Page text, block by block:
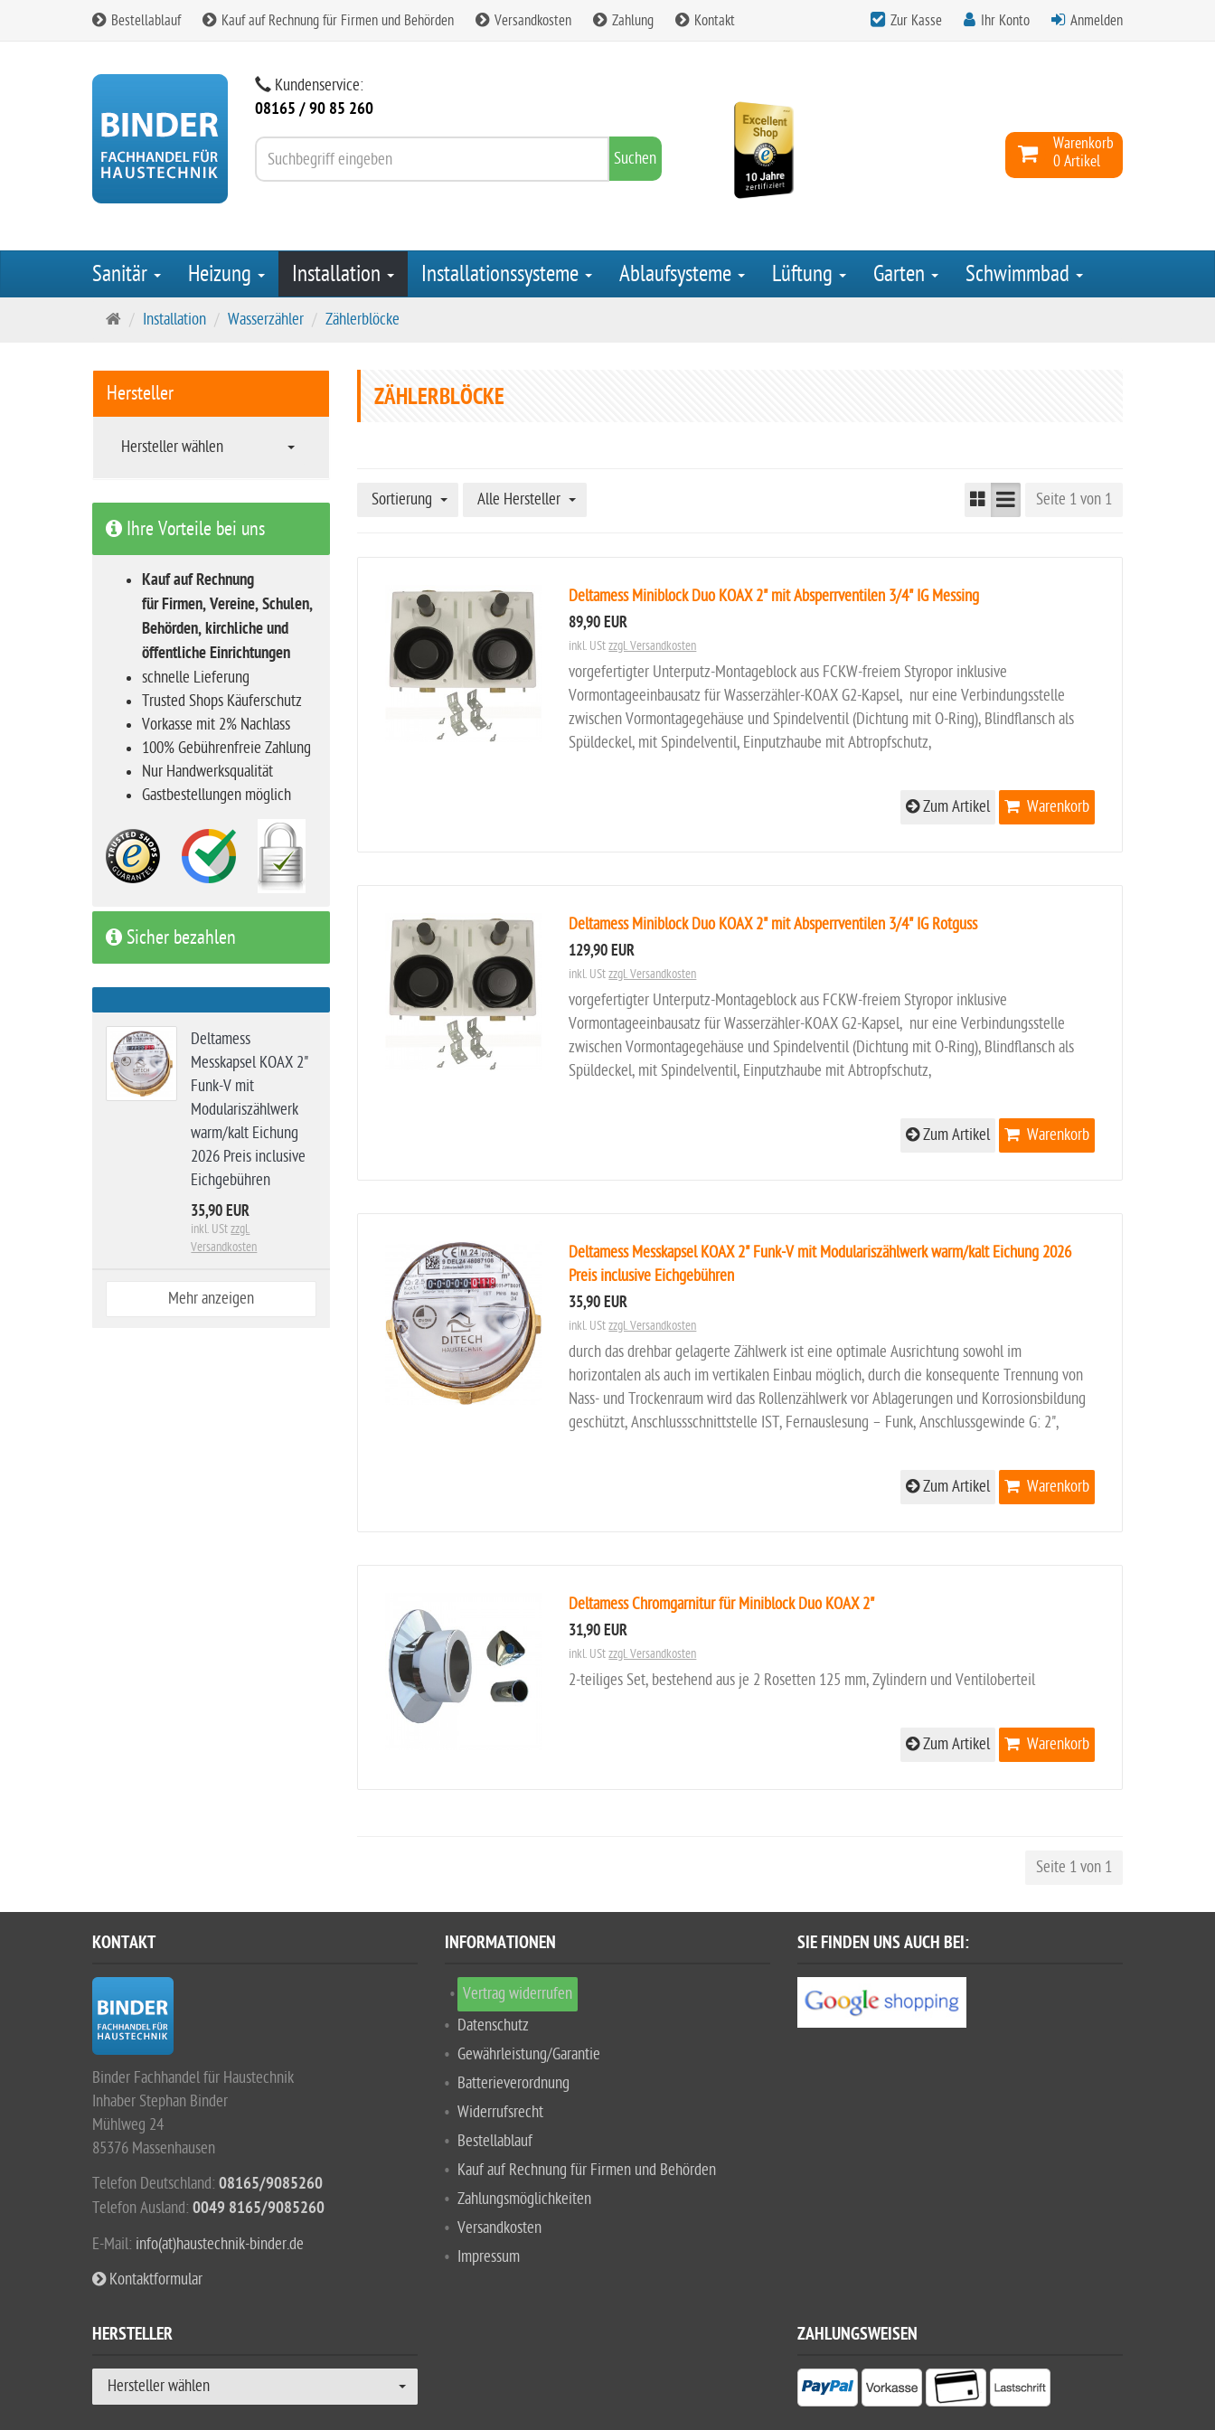
Bestellablauf Kauf auf Rechnung für Firmen und Behörden Versandkosten Zahlung Kontakt Zur Kasse Ihr Konto Anmelden
Kundenservice:
08165 / 90 85 260
Suchen
Warenkorb
0 Artikel
Sanitär Heizung Installation Installationssysteme Ablaufsysteme Lüftung Garten Schwimmbad
S
r
t
s
t
e
Installation Wasserzähler Zählerblöcke
ZÄHLERBLÖCKE
Sortierung Alle Hersteller Seite 1 von 1
Deltamess Miniblock Duo KOAX 2" mit Absperrventilen 3/4" IG Messing
89,90 EUR
inkl. UStzzgl. Versandkosten
vorgefertigter Unterputz-Montageblock aus FCKW-freiem Styropor inklusive
Vormontageeinbausatz für Wasserzähler-KOAX G2-Kapsel, nur eine Verbindungsstelle
zwischen Vormontagegehäuse und Spindelventil (Dichtung mit O-Ring), Blindflansch als
Spüldeckel, mit Spindelventil, Einputzhaube mit Abtropfschutz,
Warenkorb
Zum Artikel
Deltamess Miniblock Duo KOAX 2" mit Absperrventilen 3/4" IG Rotguss
129,90 EUR
inkl. UStzzgl. Versandkosten
vorgefertigter Unterputz-Montageblock aus FCKW-freiem Styropor inklusive
Vormontageeinbausatz für Wasserzähler-KOAX G2-Kapsel, nur eine Verbindungsstelle
zwischen Vormontagegehäuse und Spindelventil (Dichtung mit O-Ring), Blindflansch als
Spüldeckel, mit Spindelventil, Einputzhaube mit Abtropfschutz,
Warenkorb
Zum Artikel
Deltamess Messkapsel KOAX 2" Funk-V mit Modulariszählwerk warm/kalt Eichung 2026
Preis inclusive Eichgebühren
35,90 EUR
inkl. UStzzgl. Versandkosten
durch das drehbar gelagerte Zählwerk ist eine optimale Ausrichtung sowohl im
horizontalen als auch im vertikalen Einbau möglich, durch die konsequente Trennung von
Nass- und Trockenraum wird das Rollenzählwerk vor Ablagerungen und Korrosionsbildung
geschützt, Anschlussschnittstelle IST, Fernauslesung – Funk, Anschlussgewinde G: 2",
Warenkorb
Zum Artikel
Deltamess Chromgarnitur für Miniblock Duo KOAX 2"
31,90 EUR
inkl. UStzzgl. Versandkosten
2-teiliges Set, bestehend aus je 2 Rosetten 125 mm, Zylindern und Ventiloberteil
Warenkorb
Zum Artikel
Seite 1 von 1
Hersteller
Hersteller wählen
Ihre Vorteile bei uns
Kauf auf Rechnung
für Firmen, Vereine, Schulen,
Behörden, kirchliche und
öffentliche Einrichtungen
schnelle Lieferung
Trusted Shops Käuferschutz
Vorkasse mit 2% Nachlass
100% Gebührenfreie Zahlung
Nur Handwerksqualität
Gastbestellungen möglich
Sicher bezahlen
Deltamess
Messkapsel KOAX 2"
Funk-V mit
Modulariszählwerk
warm/kalt Eichung
2026 Preis inclusive
Eichgebühren
35,90 EUR
inkl. UStzzgl.
Versandkosten
Mehr anzeigen
KONTAKT
Binder Fachhandel für Haustechnik
Inhaber Stephan Binder
Mühlweg 24
85376 Massenhausen
Telefon Deutschland: 08165/9085260
Telefon Ausland: 0049 8165/9085260
E-Mail: info(at)haustechnik-binder.de
Kontaktformular
INFORMATIONEN
Vertrag widerrufen
Datenschutz
Gewährleistung/Garantie
Batterieverordnung
Widerrufsrecht
Bestellablauf
Kauf auf Rechnung für Firmen und Behörden
Zahlungsmöglichkeiten
Versandkosten
Impressum
SIE FINDEN UNS AUCH BEI:
HERSTELLER
Hersteller wählen
ZAHLUNGSWEISEN